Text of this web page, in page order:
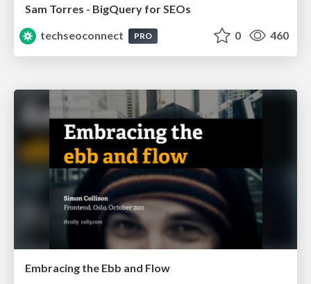
Sam Torres - BigQuery for SEOs
techseoconnect
PRO 0 460
Embracing the Ebb and Flow